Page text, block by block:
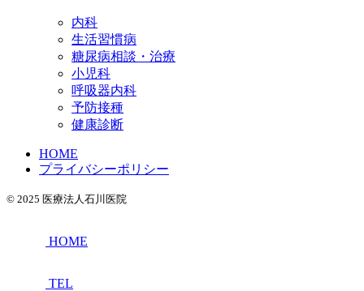
内科
生活習慣病
糖尿病相談・治療
小児科
呼吸器内科
予防接種
健康診断
HOME
プライバシーポリシー
© 2025 医療法人石川医院
HOME
TEL